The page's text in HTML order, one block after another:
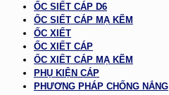
ỐC SIẾT CÁP D6
ỐC SIẾT CÁP MẠ KẼM
ỐC XIẾT
ỐC XIẾT CÁP
ỐC XIẾT CÁP MẠ KẼM
PHỤ KIỆN CÁP
PHƯƠNG PHÁP CHỐNG NẮNG